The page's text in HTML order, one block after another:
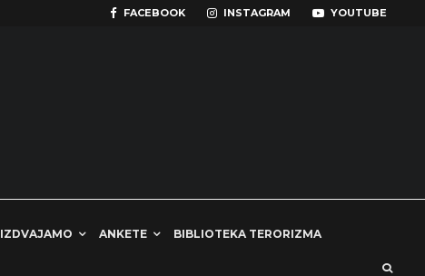
FACEBOOK INSTAGRAM YOUTUBE
IZDVAJAMO ANKETE BIBLIOTEKA TERORIZMA